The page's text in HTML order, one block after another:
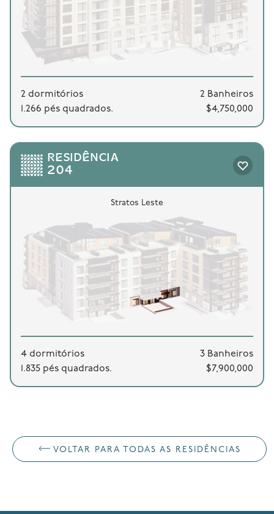
2 dormitórios
2 Banheiros
1.266 pés quadrados.
$4,750,000
RESIDÊNCIA
204
Stratos Leste
4 dormitórios
3 Banheiros
1.835 pés quadrados.
$7,900,000
VOLTAR PARA TODAS AS RESIDÊNCIAS